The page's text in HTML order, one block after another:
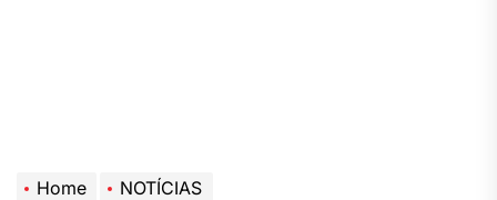
Home
NOTÍCIAS